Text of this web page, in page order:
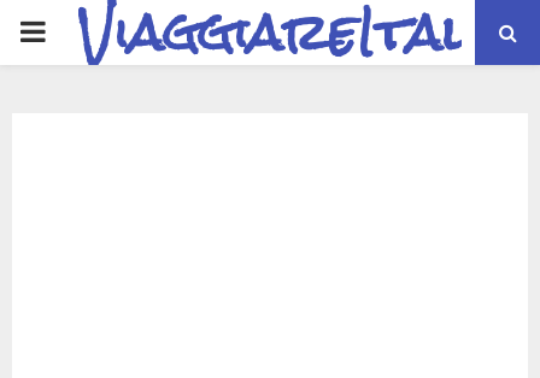
PRIMARYViaggiareItalia